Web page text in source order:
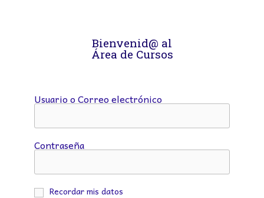
Bienvenid@ al
Área de Cursos
Usuario o Correo electrónico
Contraseña
Recordar mis datos